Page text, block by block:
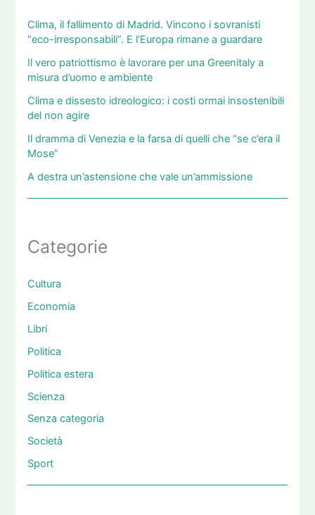
Clima, il fallimento di Madrid. Vincono i sovranisti
“eco-irresponsabili”. E l’Europa rimane a guardare
Il vero patriottismo è lavorare per una Greenitaly a
misura d’uomo e ambiente
Clima e dissesto idreologico: i costi ormai insostenibili
del non agire
Il dramma di Venezia e la farsa di quelli che “se c’era il
Mose”
A destra un’astensione che vale un’ammissione
Categorie
Cultura
Economia
Libri
Politica
Politica estera
Scienza
Senza categoria
Società
Sport